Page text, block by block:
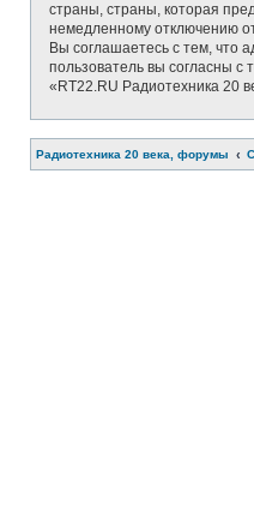
страны, страны, которая
немедленному отключению
Вы соглашаетесь с тем, что
пользователь вы согласны
«RT22.RU Радиотехника 20
Радиотехника 20 века, форумы